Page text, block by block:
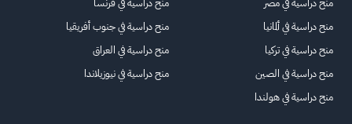
منح دراسية في ألمانيا
منح دراسية في تركيا
منح دراسية في الصين
منح دراسية في هولندا
منح دراسية في جنوب أفريقيا
منح دراسية في العراق
منح دراسية في نيوزيلاندا